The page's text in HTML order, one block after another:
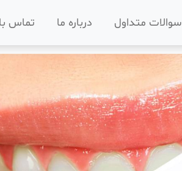
سوالات متداول درباره ما تماس